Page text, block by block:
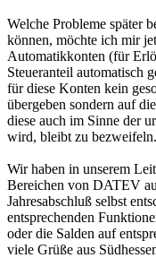
Welche Probleme später
können, möchte ich mir
Automatikkonten (für
Steueranteil automatisch
für diese Konten kein
übergeben sondern auf
diese auch im Sinne der
wird, bleibt zu bezweifeln.
Wir haben in unserem
Bereichen von DATEV
Jahresabschluß selbst
entsprechenden
oder die Salden auf
viele Grüße aus